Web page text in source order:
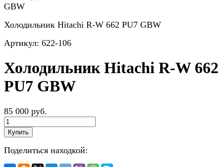
Холодильник Hitachi R-W 662 PU7 GBW
Артикул: 622-106
Холодильник Hitachi R-W 662
PU7 GBW
85 000 руб.
Купить
Поделиться находкой: